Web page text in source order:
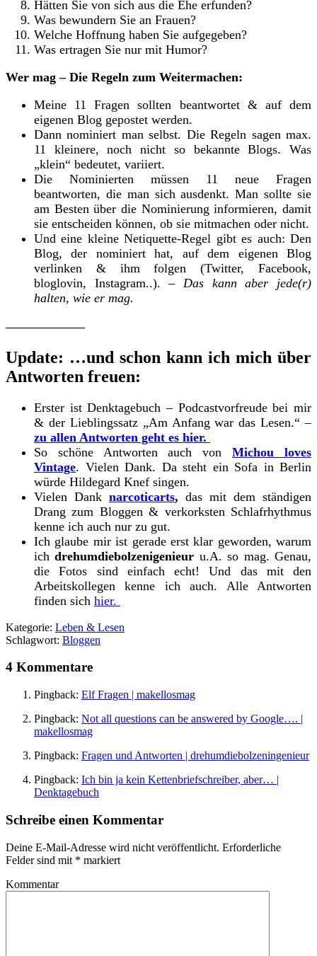
Hätten Sie von sich aus die Ehe erfunden?
Was bewundern Sie an Frauen?
Welche Hoffnung haben Sie aufgegeben?
Was ertragen Sie nur mit Humor?
Wer mag – Die Regeln zum Weitermachen:
Meine 11 Fragen sollten beantwortet & auf dem
eigenen Blog gepostet werden.
Dann nominiert man selbst. Die Regeln sagen max.
11 kleinere, noch nicht so bekannte Blogs. Was
„klein“ bedeutet, variiert.
Die Nominierten müssen 11 neue Fragen
beantworten, die man sich ausdenkt. Man sollte sie
am Besten über die Nominierung informieren, damit
sie entscheiden können, ob sie mitmachen oder nicht.
Und eine kleine Netiquette-Regel gibt es auch: Den
Blog, der nominiert hat, auf dem eigenen Blog
verlinken & ihm folgen (Twitter, Facebook,
bloglovin, Instagram..). – Das kann aber jede(r)
halten, wie er mag.
———————
Update: …und schon kann ich mich über
Antworten freuen:
Erster ist Denktagebuch – Podcastvorfreude bei mir
& der Lieblingssatz „Am Anfang war das Lesen.“ –
zu allen Antworten geht es hier.
So schöne Antworten auch vonMichou loves
Vintage. Vielen Dank. Da steht ein Sofa in Berlin
würde Hildegard Knef singen.
Vielen Dank narcoticarts, das mit dem ständigen
Drang zum Bloggen & verkorksten Schlafrhythmus
kenne ich auch nur zu gut.
Ich glaube mir ist gerade erst klar geworden, warum
ichdrehumdiebolzenigenieur u.A. so mag. Genau,
die Fotos sind einfach echt! Und das mit den
Arbeitskollegen kenne ich auch. Alle Antworten
finden sich hier.
Kategorie: Leben & Lesen
Schlagwort: Bloggen
4 Kommentare
Pingback: Elf Fragen | makellosmag
Pingback: Not all questions can be answered by Google…. |
makellosmag
Pingback: Fragen und Antworten | drehumdiebolzeningenieur
Pingback: Ich bin ja kein Kettenbriefschreiber, aber… |
Denktagebuch
Schreibe einen Kommentar
Deine E-Mail-Adresse wird nicht veröffentlicht. Erforderliche
Felder sind mit * markiert
Kommentar